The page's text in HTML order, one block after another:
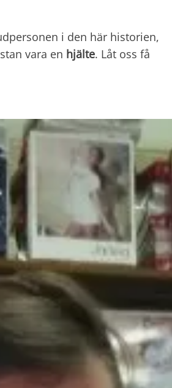
i den här historien,
vara en hjälte. Låt oss få